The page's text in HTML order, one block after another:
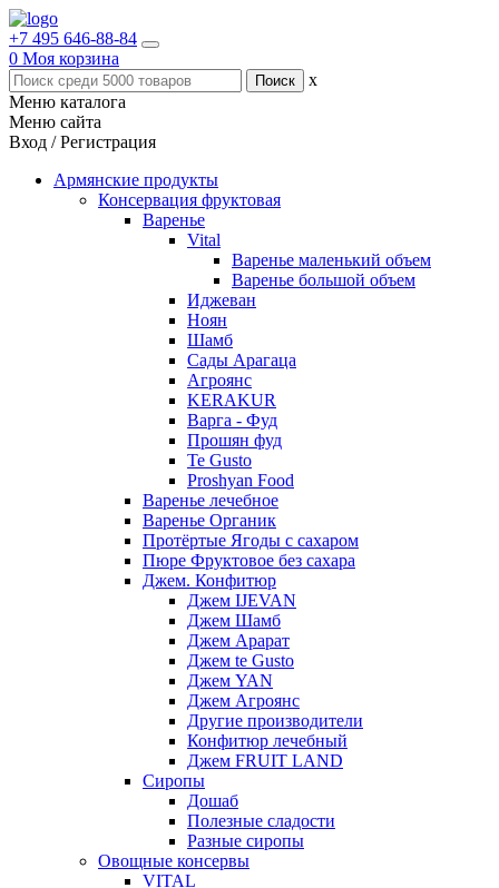
+7 495 646-88-84
0 Моя корзина
x
Меню каталога
Меню сайта
Вход / Регистрация
Армянские продукты
Консервация фруктовая
Варенье
Vital
Варенье маленький объем
Варенье большой объем
Иджеван
Ноян
Шамб
Сады Арагаца
Агроянс
KERAKUR
Варга - Фуд
Прошян фуд
Te Gusto
Proshyan Food
Варенье лечебное
Варенье Органик
Протёртые Ягоды с сахаром
Пюре Фруктовое без сахара
Джем. Конфитюр
Джем IJEVAN
Джем Шамб
Джем Арарат
Джем te Gusto
Джем YAN
Джем Агроянс
Другие производители
Конфитюр лечебный
Джем FRUIT LAND
Сиропы
Дошаб
Полезные сладости
Разные сиропы
Овощные консервы
VITAL